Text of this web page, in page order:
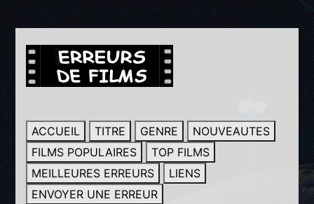
ACCUEIL TITRE GENRE
NOUVEAUTES
FILMS POPULAIRES
TOP FILMS
MEILLEURES ERREURS
LIENS
ENVOYER UNE ERREUR